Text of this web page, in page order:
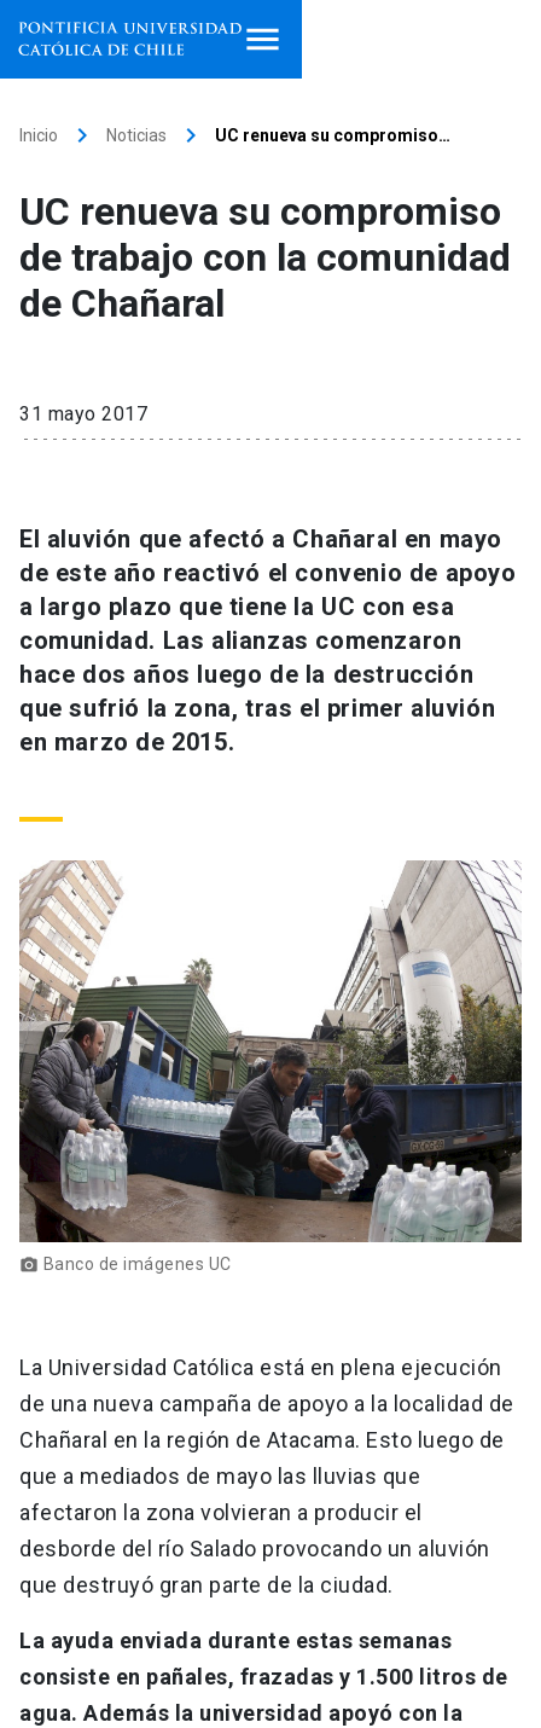
Facultades, escuelas e
institutos
Investigación
Extensión
Universidad
Información para keyboard_arrow_down
Futuros estudiantes
Estudiantes
Personal
Alumni
Padres y familia
Vecinos
Go to english site launch
ACCESOS DIRECTOS
Correo UC
Mi Portal UC
Medios Biblioteca
Donaciones launch
Inicio keyboard_arrow_right Noticias keyboard_arrow_right UC renueva su compromiso…
UC renueva su compromiso
de trabajo con la comunidad
de Chañaral
31 mayo 2017
El aluvión que afectó a Chañaral en mayo
de este año reactivó el convenio de apoyo
a largo plazo que tiene la UC con esa
comunidad. Las alianzas comenzaron
hace dos años luego de la destrucción
que sufrió la zona, tras el primer aluvión
en marzo de 2015.
photo_camera Banco de imágenes UC
La Universidad Católica está en plena ejecución
de una nueva campaña de apoyo a la localidad de
Chañaral en la región de Atacama. Esto luego de
que a mediados de mayo las lluvias que
afectaron la zona volvieran a producir el
desborde del río Salado provocando un aluvión
que destruyó gran parte de la ciudad.
La ayuda enviada durante estas semanas
consiste en pañales, frazadas y 1.500 litros de
agua. Además la universidad apoyó con la